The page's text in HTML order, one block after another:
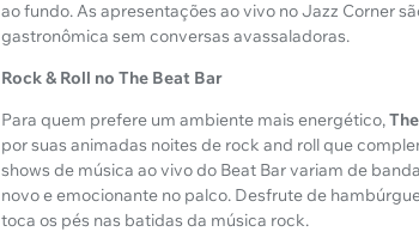
ao fundo. As apresentações ao vivo no Jazz Corner
gastronômica sem conversas avassaladoras.
Rock & Roll no The Beat Bar
Para quem prefere um ambiente mais energético,
por suas animadas noites de rock and roll que
shows de música ao vivo do Beat Bar variam de
novo e emocionante no palco. Desfrute de
toca os pés nas batidas da música rock.